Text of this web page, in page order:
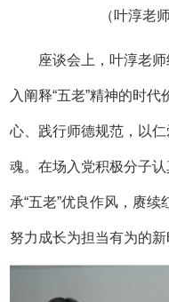
（叶淳老
座谈会上，叶淳老
入阐释“五老”精神的时
心、践行师德规范，以
魂。在场入党积极分子
承“五老”优良作风，赓续
努力成长为担当有为的新